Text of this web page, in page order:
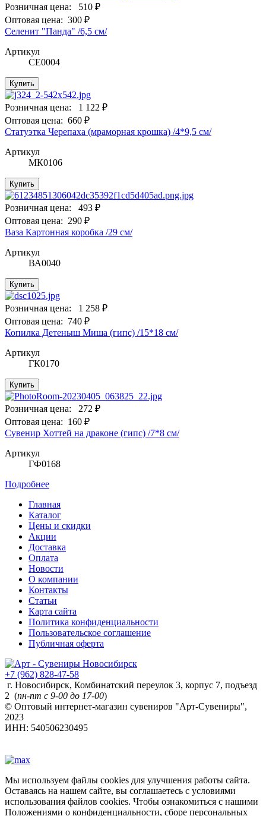
Розничная цена:
510 ₽
Оптовая цена: 300 ₽
Селенит "Панда" /6,5 см/
Артикул
СЕ0004
Купить
Розничная цена:
1 122 ₽
Оптовая цена: 660 ₽
Статуэтка Черепаха (мраморная крошка) /4*9,5 см/
Артикул
МК0106
Купить
Розничная цена:
493 ₽
Оптовая цена: 290 ₽
Ваза Картонная коробка /29 см/
Артикул
ВА0040
Купить
Розничная цена:
1 258 ₽
Оптовая цена: 740 ₽
Копилка Детеныш Миша (гипс) /15*18 см/
Артикул
ГК0170
Купить
Розничная цена:
272 ₽
Оптовая цена: 160 ₽
Сувенир Хоттей на драконе (гипс) /7*8 см/
Артикул
ГФ0168
Подробнее
Главная
Каталог
Цены и скидки
Акции
Доставка
Оплата
Новости
О компании
Контакты
Статьи
Карта сайта
Политика конфиденциальности
Пользовательское соглашение
Публичная оферта
+7 (962) 828-47-58
г. Новосибирск, Комбинатский переулок 3, корпус 7, подъезд
2 (пн-пт с 9-00 до 17-00)
© Оптовый интернет-магазин сувениров "Арт-Сувениры",
2023
ИНН: 540506230495
Мы используем файлы cookies для улучшения работы сайта.
Оставаясь на нашем сайте, вы соглашаетесь с условиями
использования файлов cookies. Чтобы ознакомиться с нашими
Положениями о конфиденциальности, сборе персональных